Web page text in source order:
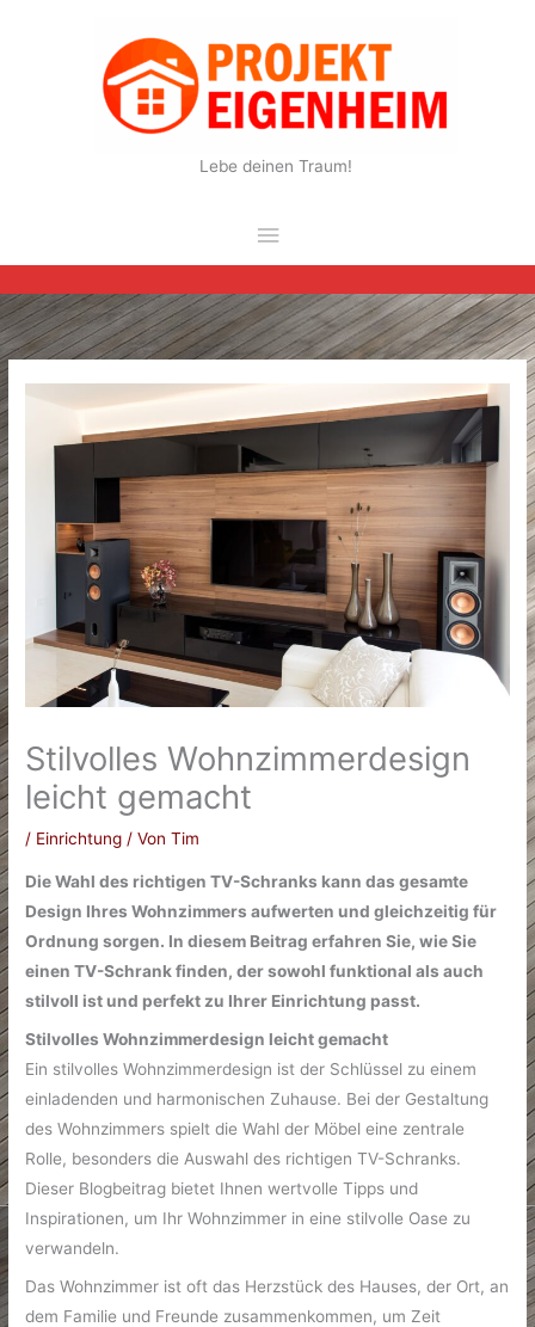
Lebe deinen Traum!
Hauptmenü
Stilvolles Wohnzimmerdesign
leicht gemacht
/ Einrichtung / VonTim
Die Wahl des richtigen TV-Schranks kann das gesamte
Design Ihres Wohnzimmers aufwerten und gleichzeitig für
Ordnung sorgen. In diesem Beitrag erfahren Sie, wie Sie
einen TV-Schrank finden, der sowohl funktional als auch
stilvoll ist und perfekt zu Ihrer Einrichtung passt.
Stilvolles Wohnzimmerdesign leicht gemacht
Ein stilvolles Wohnzimmerdesign ist der Schlüssel zu einem
einladenden und harmonischen Zuhause. Bei der Gestaltung
des Wohnzimmers spielt die Wahl der Möbel eine zentrale
Rolle, besonders die Auswahl des richtigen TV-Schranks.
Dieser Blogbeitrag bietet Ihnen wertvolle Tipps und
Inspirationen, um Ihr Wohnzimmer in eine stilvolle Oase zu
verwandeln.
Das Wohnzimmer ist oft das Herzstück des Hauses, der Ort, an
dem Familie und Freunde zusammenkommen, um Zeit